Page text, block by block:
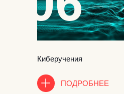
Киберучения
ПОДРОБНЕЕ